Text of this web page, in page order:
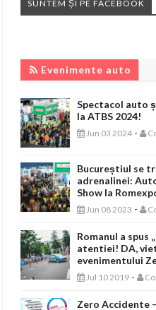
SUNTEM ȘI PE FACEBOOK
Evenimente auto
Spectacol auto
la ATBS 2024!
Jun 03 2024 -
Bucureștiul se
adrenalinei:
Show la
Jun 08 2023 -
Romanul a spus
atentiei! DA,
evenimentului
Jul 10 2019 -
Zero Accidente